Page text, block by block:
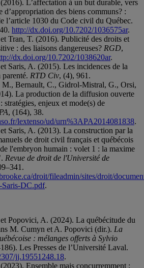
L’affectation à un but durable, vers
d’appropriation des biens communs? :
l’article 1030 du Code civil du Québec.
http://dx.doi.org/10.7202/1036575ar.
Tran, T. (2016). Publicité des droits et
: des liaisons dangereuses? RGD,
dx.doi.org/10.7202/1038620ar.
Saris, A. (2015). Les incidences de la
RTD Civ, (4), 961.
M., Bernault, C., Gidrol-Mistral, G., Orsi,
La production de la diffusion ouverte
stratégies, enjeux et mode(s) de
, (164), 38.
lextenso/ud/urn%3APA2014081838.
Saris, A. (2013). La construction par la
de droit civil français et québécois
l'embryon humain : volet 1 : la maxime
Revue de droit de l'Université de
droit/fileadmin/sites/droit/
DC.pdf.
Popovici, A. (2024). La québécitude du
M. Cumyn et A. Popovici (dir.). La
: mélanges offerts à Sylvio
Les Presses de l’Université Laval.
jj.19551248.18.
Ensemble mais concurremment :